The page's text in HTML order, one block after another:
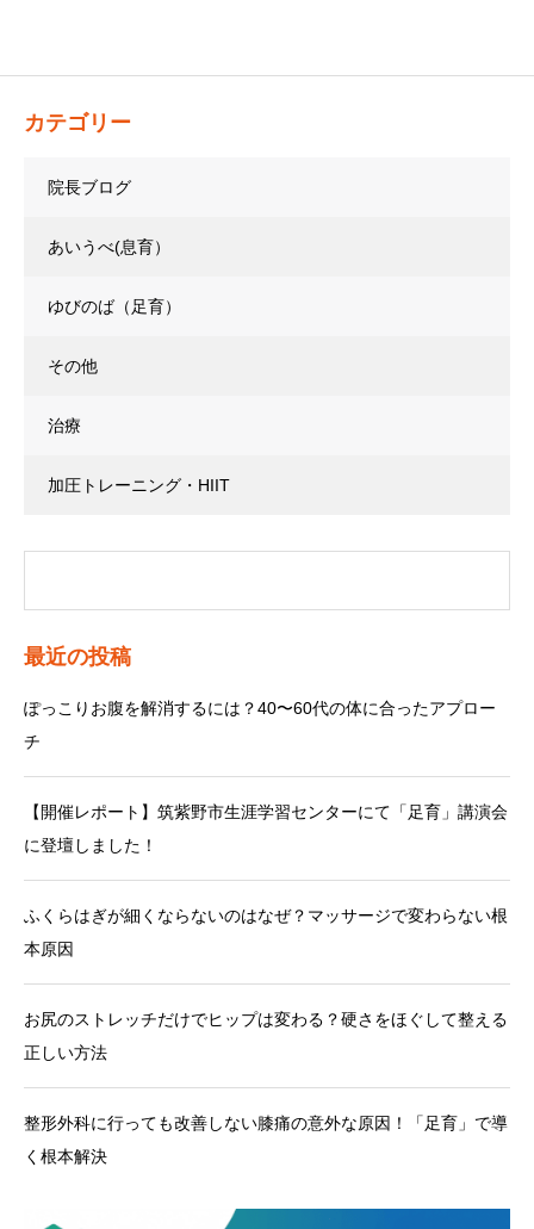
カテゴリー
院長ブログ
あいうべ(息育）
ゆびのば（足育）
その他
治療
加圧トレーニング・HIIT
最近の投稿
ぽっこりお腹を解消するには？40〜60代の体に合ったアプロー
チ
【開催レポート】筑紫野市生涯学習センターにて「足育」講演会
に登壇しました！
ふくらはぎが細くならないのはなぜ？マッサージで変わらない根
本原因
お尻のストレッチだけでヒップは変わる？硬さをほぐして整える
正しい方法
整形外科に行っても改善しない膝痛の意外な原因！「足育」で導
く根本解決